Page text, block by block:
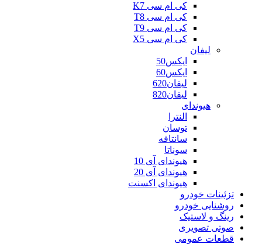
کی ام سی K7
کی ام سی T8
کی ام سی T9
کی ام سی X5
لیفان
ایکس50
ایکس60
لیفان620
لیفان820
هیوندای
النترا
توسان
سانتافه
سوناتا
هیوندای آی 10
هیوندای آی 20
هیوندای اکسنت
تزئینات خودرو
روشنایی خودرو
رینگ و لاستیک
صوتی تصویری
قطعات عمومی